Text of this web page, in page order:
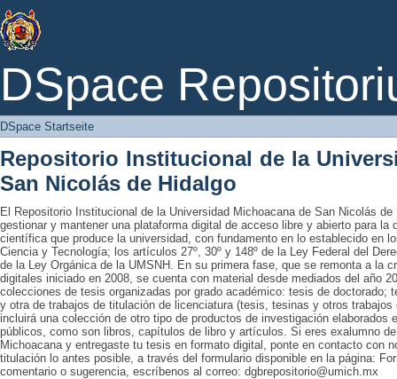
DSpace
DSpace Startseite
DSpace Startseite
Repositorio Institucional de la
San Nicolás de Hidalgo
El Repositorio Institucional de la Universidad Michoacana de San Nicolás
gestionar y mantener una plataforma digital de acceso libre y abierto para la
científica que produce la universidad, con fundamento en lo establecido en
Ciencia y Tecnología; los artículos 27º, 30º y 148º de la Ley Federal del
de la Ley Orgánica de la UMSNH. En su primera fase, que se remonta a la
digitales iniciado en 2008, se cuenta con material desde mediados del año
colecciones de tesis organizadas por grado académico: tesis de doctorado;
y otra de trabajos de titulación de licenciatura (tesis, tesinas y otros
incluirá una colección de otro tipo de productos de investigación elaborados
públicos, como son libros, capítulos de libro y artículos. Si eres exalumno
Michoacana y entregaste tu tesis en formato digital, ponte en contacto con
titulación lo antes posible, a través del formulario disponible en la página:
comentario o sugerencia, escríbenos al correo: dgbrepositorio@umich.mx